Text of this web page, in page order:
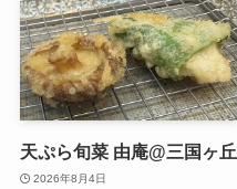
天ぷら旬菜 由庵@三国ヶ丘
2026年8月4日